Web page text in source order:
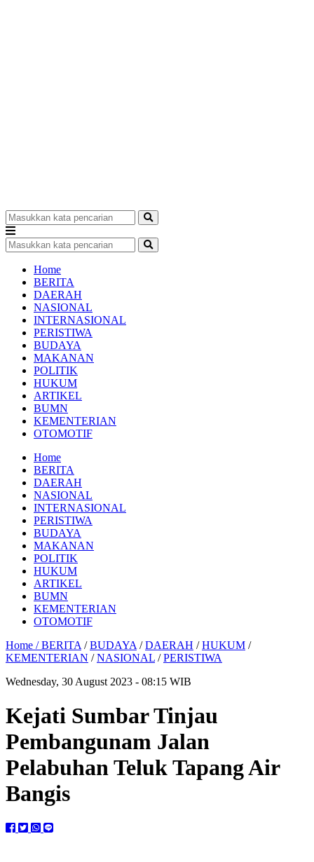
Home
BERITA
DAERAH
NASIONAL
INTERNASIONAL
PERISTIWA
BUDAYA
MAKANAN
POLITIK
HUKUM
ARTIKEL
BUMN
KEMENTERIAN
OTOMOTIF
Home
BERITA
DAERAH
NASIONAL
INTERNASIONAL
PERISTIWA
BUDAYA
MAKANAN
POLITIK
HUKUM
ARTIKEL
BUMN
KEMENTERIAN
OTOMOTIF
Home /BERITA /BUDAYA /DAERAH /HUKUM /
KEMENTERIAN /NASIONAL /PERISTIWA
Wednesday, 30 August 2023 - 08:15 WIB
Kejati Sumbar Tinjau
Pembangunam Jalan
Pelabuhan Teluk Tapang Air
Bangis